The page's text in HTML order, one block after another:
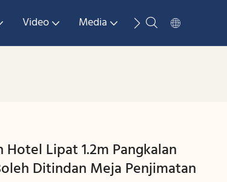
Video Media Hubungi Kami
Hotel Lipat 1.2m Pangkalan
Ditindan Meja Penjimatan